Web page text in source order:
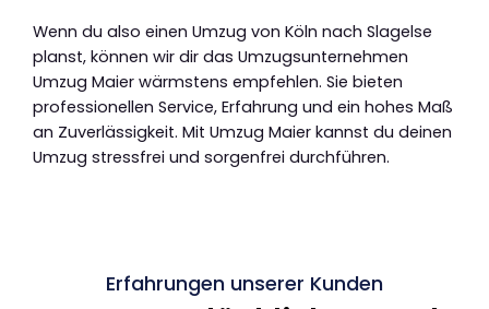
Wenn du also einen Umzug von Köln nach Slagelse
planst, können wir dir das Umzugsunternehmen
Umzug Maier wärmstens empfehlen. Sie bieten
professionellen Service, Erfahrung und ein hohes Maß
an Zuverlässigkeit. Mit Umzug Maier kannst du deinen
Umzug stressfrei und sorgenfrei durchführen.
Erfahrungen unserer Kunden